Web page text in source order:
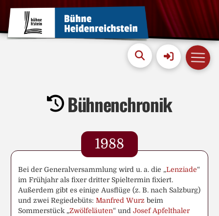
Bühnenchronik
1988
Bei der Generalversammlung wird u. a. die „Lenziade“
im Frühjahr als fixer dritter Spieltermin fixiert.
Außerdem gibt es einige Ausflüge (z. B. nach Salzburg)
und zwei Regiedebüts:Manfred Wurz beim
Sommerstück „Zwölfeläuten“ undJosef Apfelthaler